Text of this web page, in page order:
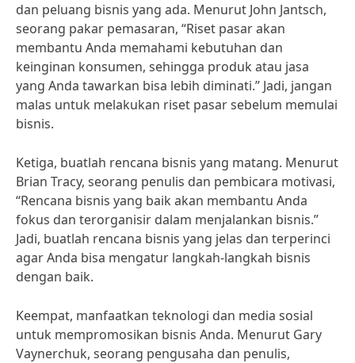
dan peluang bisnis yang ada. Menurut John Jantsch,
seorang pakar pemasaran, “Riset pasar akan
membantu Anda memahami kebutuhan dan
keinginan konsumen, sehingga produk atau jasa
yang Anda tawarkan bisa lebih diminati.” Jadi, jangan
malas untuk melakukan riset pasar sebelum memulai
bisnis.
Ketiga, buatlah rencana bisnis yang matang. Menurut
Brian Tracy, seorang penulis dan pembicara motivasi,
“Rencana bisnis yang baik akan membantu Anda
fokus dan terorganisir dalam menjalankan bisnis.”
Jadi, buatlah rencana bisnis yang jelas dan terperinci
agar Anda bisa mengatur langkah-langkah bisnis
dengan baik.
Keempat, manfaatkan teknologi dan media sosial
untuk mempromosikan bisnis Anda. Menurut Gary
Vaynerchuk, seorang pengusaha dan penulis,